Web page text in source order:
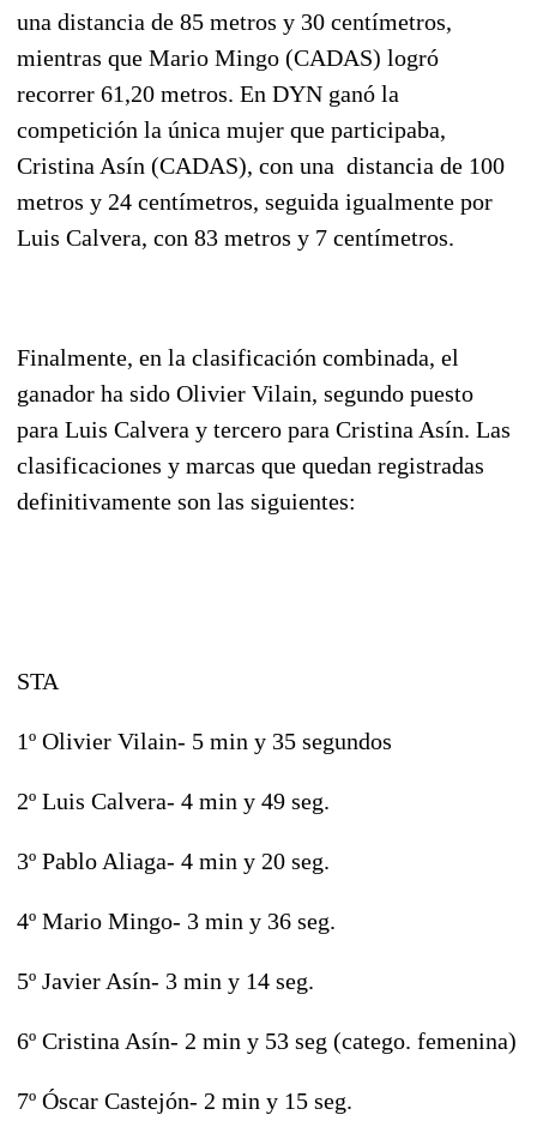
una distancia de 85 metros y 30 centímetros,
mientras que Mario Mingo (CADAS) logró
recorrer 61,20 metros. En DYN ganó la
competición la única mujer que participaba,
Cristina Asín (CADAS), con una distancia de 100
metros y 24 centímetros, seguida igualmente por
Luis Calvera, con 83 metros y 7 centímetros.
Finalmente, en la clasificación combinada, el
ganador ha sido Olivier Vilain, segundo puesto
para Luis Calvera y tercero para Cristina Asín. Las
clasificaciones y marcas que quedan registradas
definitivamente son las siguientes:
STA
1º Olivier Vilain- 5 min y 35 segundos
2º Luis Calvera- 4 min y 49 seg.
3º Pablo Aliaga- 4 min y 20 seg.
4º Mario Mingo- 3 min y 36 seg.
5º Javier Asín- 3 min y 14 seg.
6º Cristina Asín- 2 min y 53 seg (catego. femenina)
7º Óscar Castejón- 2 min y 15 seg.